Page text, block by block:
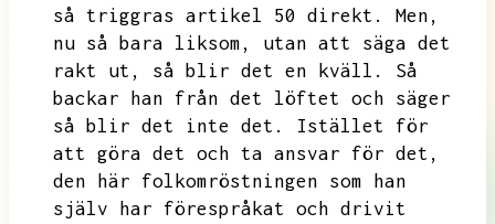
så triggras artikel 50 direkt.
Men,
nu så bara liksom,
utan att säga det
rakt ut,
så blir det en kväll.
Så
backar han från det löftet och säger
så blir det inte det.
Istället för
att göra det och ta ansvar för det,
den här folkomröstningen som han
själv har förespråkat och drivit